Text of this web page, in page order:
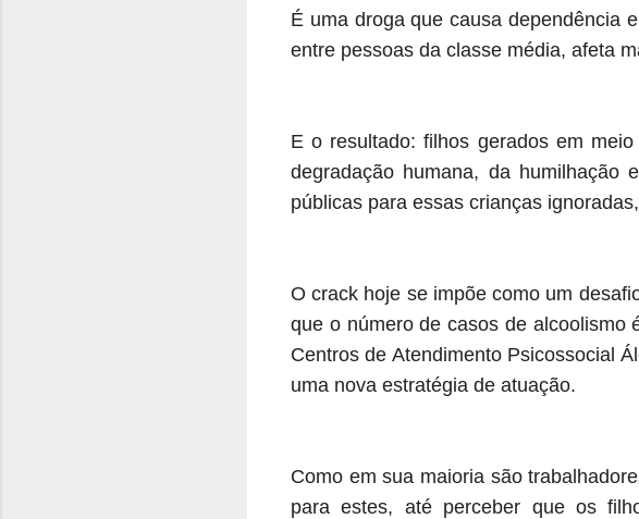
É uma droga que causa dependência
entre pessoas da classe média, afeta
E o resultado: filhos gerados em
degradação humana, da humilhação
públicas para essas crianças
O crack hoje se impõe como um
que o número de casos de
Centros de Atendimento Psicossocial
uma nova estratégia de atuação.
Como em sua maioria são
para estes, até perceber que os